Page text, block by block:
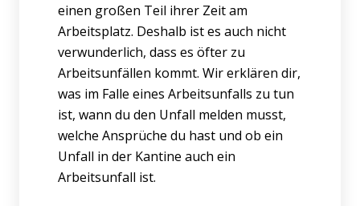
einen großen Teil ihrer Zeit am
Arbeitsplatz. Deshalb ist es auch nicht
verwunderlich, dass es öfter zu
Arbeitsunfällen kommt. Wir erklären dir,
was im Falle eines Arbeitsunfalls zu tun
ist, wann du den Unfall melden musst,
welche Ansprüche du hast und ob ein
Unfall in der Kantine auch ein
Arbeitsunfall ist.